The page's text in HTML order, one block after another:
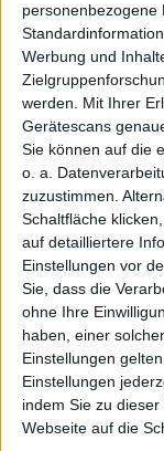
personenbezogene
Werbung und
werden. Mit Ihrer
Gerätescans
Sie können auf die
o. a.
zuzustimmen.
Schaltfläche
auf detailliertere
Einstellungen vor
Sie, dass die
ohne Ihre
haben, einer
Einstellungen
Einstellungen
indem Sie zu
Webseite auf die
CHART-
4 Euro haben